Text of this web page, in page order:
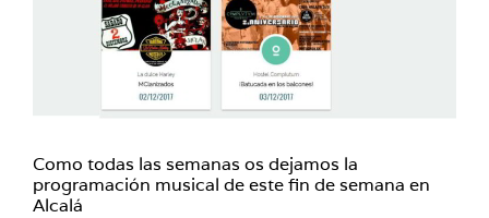
Como todas las semanas os dejamos la
programación musical de este fin de semana en
Alcalá